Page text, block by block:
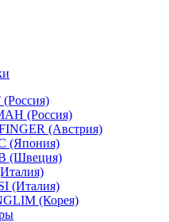
(Россия)
(Австрия)
(Япония)
(Швеция)
(Италия)
(Корея)